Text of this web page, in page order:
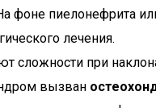
фоне пиелонефрита
лечения.
сложности при
вызван